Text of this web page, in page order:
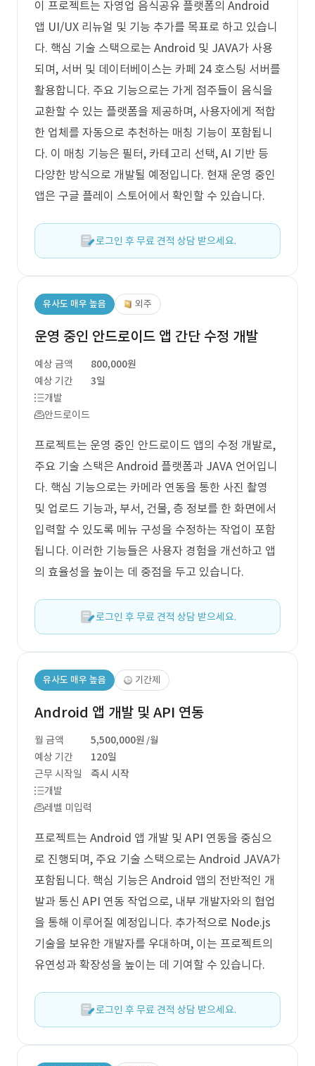
이 프로젝트는 자영업 음식공유 플랫폼의 Android
앱 UI/UX 리뉴얼 및 기능 추가를 목표로 하고 있습니
다. 핵심 기술 스택으로는 Android 및 JAVA가 사용
되며, 서버 및 데이터베이스는 카페 24 호스팅 서버를
활용합니다. 주요 기능으로는 가게 점주들이 음식을
교환할 수 있는 플랫폼을 제공하며, 사용자에게 적합
한 업체를 자동으로 추천하는 매칭 기능이 포함됩니
다. 이 매칭 기능은 필터, 카테고리 선택, AI 기반 등
다양한 방식으로 개발될 예정입니다. 현재 운영 중인
앱은 구글 플레이 스토어에서 확인할 수 있습니다.
로그인 후 무료 견적 상담 받으세요.
유사도 매우 높음 외주
운영 중인 안드로이드 앱 간단 수정 개발
예상 금액
800,000원
예상 기간
3일
개발
안드로이드
프로젝트는 운영 중인 안드로이드 앱의 수정 개발로,
주요 기술 스택은 Android 플랫폼과 JAVA 언어입니
다. 핵심 기능으로는 카메라 연동을 통한 사진 촬영
및 업로드 기능과, 부서, 건물, 층 정보를 한 화면에서
입력할 수 있도록 메뉴 구성을 수정하는 작업이 포함
됩니다. 이러한 기능들은 사용자 경험을 개선하고 앱
의 효율성을 높이는 데 중점을 두고 있습니다.
로그인 후 무료 견적 상담 받으세요.
유사도 매우 높음 기간제
Android 앱 개발 및 API 연동
월 금액 5,500,000원 /월
예상 기간
120일
근무 시작일
즉시 시작
개발
레벨 미입력
프로젝트는 Android 앱 개발 및 API 연동을 중심으
로 진행되며, 주요 기술 스택으로는 Android JAVA가
포함됩니다. 핵심 기능은 Android 앱의 전반적인 개
발과 통신 API 연동 작업으로, 내부 개발자와의 협업
을 통해 이루어질 예정입니다. 추가적으로 Node.js
기술을 보유한 개발자를 우대하며, 이는 프로젝트의
유연성과 확장성을 높이는 데 기여할 수 있습니다.
로그인 후 무료 견적 상담 받으세요.